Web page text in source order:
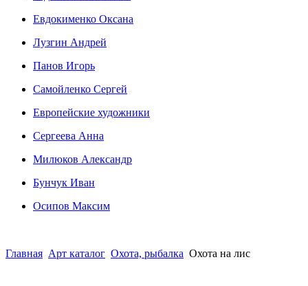
Евдокименко Оксана
Лузгин Андрей
Панов Игорь
Сaмoйленко Сергей
Европейские художники
Сергеева Анна
Милюков Александр
Бунчук Иван
Осипoв Максим
Главная Арт каталог Охота, рыбалка Охота на лис